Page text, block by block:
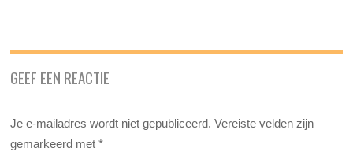
GEEF EEN REACTIE
Je e-mailadres wordt niet gepubliceerd. Vereiste velden zijn
gemarkeerd met*